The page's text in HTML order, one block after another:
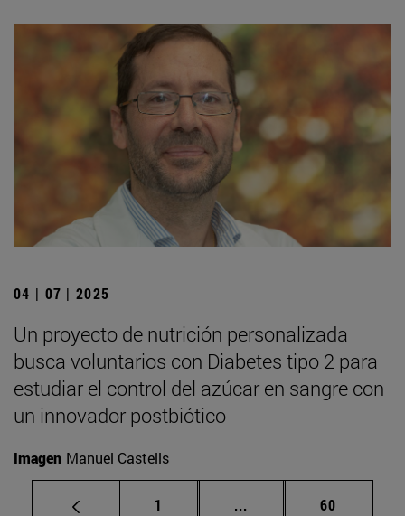
04 | 07 | 2025
Un proyecto de nutrición personalizada
busca voluntarios con Diabetes tipo 2 para
estudiar el control del azúcar en sangre con
un innovador postbiótico
Imagen Manuel Castells
Página
1 ... Páginas intermedias
Página
60